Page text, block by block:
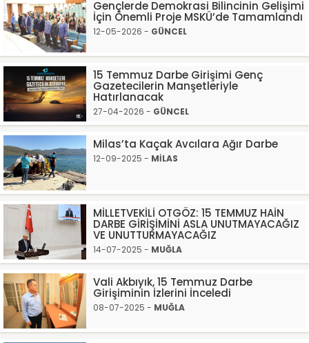
Gençlerde Demokrasi Bilincinin Gelişimi
İçin Önemli Proje MSKÜ’de Tamamlandı
12-05-2026 - GÜNCEL
15 Temmuz Darbe Girişimi Genç
Gazetecilerin Manşetleriyle
Hatırlanacak
27-04-2026 - GÜNCEL
Milas’ta Kaçak Avcılara Ağır Darbe
12-09-2025 - MİLAS
MİLLETVEKİLİ OTGÖZ: 15 TEMMUZ HAİN
DARBE GİRİŞİMİNİ ASLA UNUTMAYACAĞIZ
VE UNUTTURMAYACAĞIZ
14-07-2025 - MUĞLA
Vali Akbıyık, 15 Temmuz Darbe
Girişiminin İzlerini İnceledi
08-07-2025 - MUĞLA